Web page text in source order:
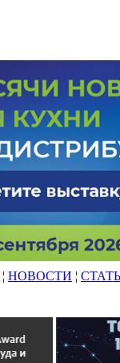
¦ НОВОСТИ ¦